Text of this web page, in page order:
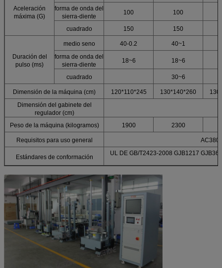
Aceleración
máxima (G)
forma de onda del
sierra-diente
100 100
cuadrado 150 150
Duración del
pulso (ms)
medio seno 40-0.2 40~1
forma de onda del
sierra-diente
18~6 18~6
cuadrado 30~6
Dimensión de la máquina (cm) 120*110*245 130*140*260
Dimensión del gabinete del
regulador (cm)
Peso de la máquina (kilogramos)
1900 2300
Requisitos para uso general
Estándares de conformación
UL DE GB/T2423-2008 GJB1217